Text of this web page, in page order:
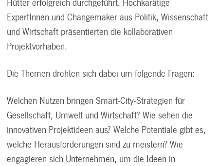
Hütter erfolgreich durchgeführt. Hochkarätige
ExpertInnen und Changemaker aus Politik, Wissenschaft
und Wirtschaft präsentierten die kollaborativen
Projektvorhaben.
Die Themen drehten sich dabei um folgende Fragen:
Welchen Nutzen bringen Smart-City-Strategien für
Gesellschaft, Umwelt und Wirtschaft? Wie sehen die
innovativen Projektideen aus? Welche Potentiale gibt es,
welche Herausforderungen sind zu meistern? Wie
engagieren sich Unternehmen, um die Ideen in